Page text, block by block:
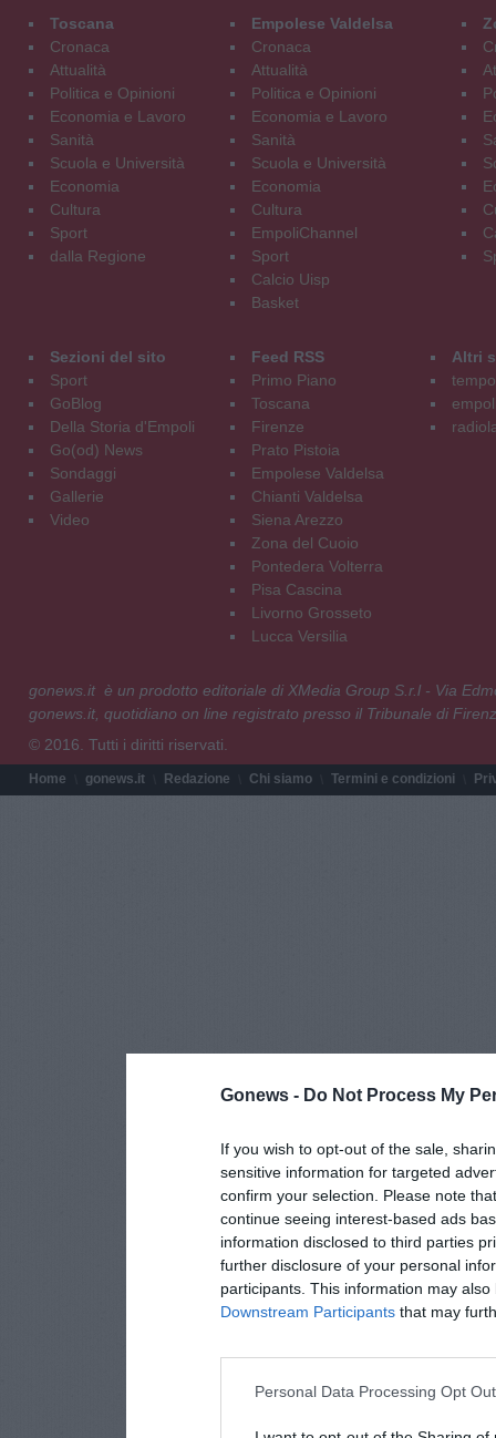
Gonews - Do Not Process My
If you wish to opt-out of the sale,
sensitive information for targeted
confirm your selection. Please note
continue seeing interest-based ads
information disclosed to third parties
further disclosure of your personal
participants. This information may
Downstream Participants that may
Personal Data Processing Opt
Toscana
Cronaca
Attualità
Politica e Opinioni
Economia e Lavoro
Sanità
Scuola e Università
Economia
Cultura
Sport
dalla Regione
Empolese Valdelsa
Cronaca
Attualità
Politica e Opinioni
Economia e Lavoro
Sanità
Scuola e Università
Economia
Cultura
EmpoliChannel
Sport
Calcio Uisp
Basket
Sezioni del sito
Sport
GoBlog
Della Storia d'Empoli
Go(od) News
Sondaggi
Gallerie
Video
Feed RSS
Primo Piano
Toscana
Firenze
Prato Pistoia
Empolese Valdelsa
Chianti Valdelsa
Siena Arezzo
Zona del Cuoio
Pontedera Volterra
Pisa Cascina
Livorno Grosseto
Lucca Versilia
Altri
gonews.it è un prodotto editoriale di XMedia Group S.r.l - Via
gonews.it, quotidiano on line registrato presso il Tribunale di
© 2016. Tutti i diritti riservati.
Home gonews.it Redazione Chi siamo Termini e condizioni